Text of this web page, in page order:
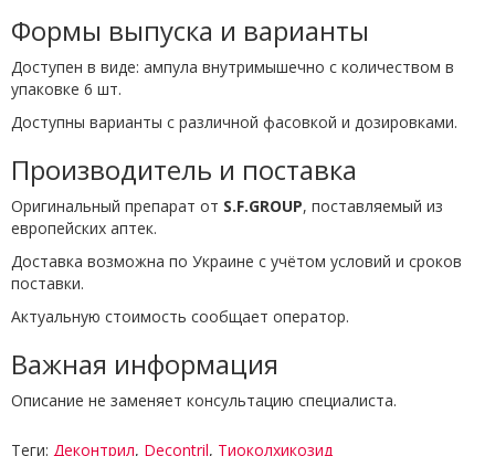
Формы выпуска и варианты
Доступен в виде: ампула внутримышечно с количеством в
упаковке 6 шт.
Доступны варианты с различной фасовкой и дозировками.
Производитель и поставка
Оригинальный препарат от S.F.GROUP, поставляемый из
европейских аптек.
Доставка возможна по Украине с учётом условий и сроков
поставки.
Актуальную стоимость сообщает оператор.
Важная информация
Описание не заменяет консультацию специалиста.
Теги: Деконтрил, Decontril, Тиоколхикозид